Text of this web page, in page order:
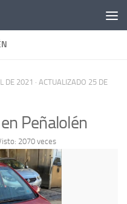
DE 2021 · ACTUALIZADO 25 DE
Peñalolén
2070 veces